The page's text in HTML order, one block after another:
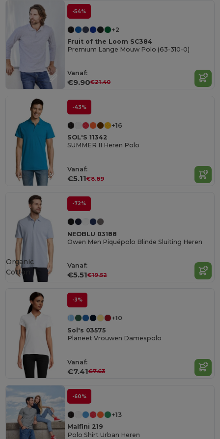
-54%
+2
Fruit of the Loom SC384
Premium Lange Mouw Polo (63-310-0)
Vanaf:
€9.90€21.40
-43%
+16
SOL'S 11342
SUMMER II Heren Polo
Vanaf:
€5.11€8.89
-72%
NEOBLU 03188
Owen Men Piquépolo Blinde Sluiting Heren
Vanaf:
€5.51€19.52
Organic
Cotton
-3%
+10
Sol's 03575
Planeet Vrouwen Damespolo
Vanaf:
€7.41€7.63
-60%
+13
Malfini 219
Polo Shirt Urban Heren